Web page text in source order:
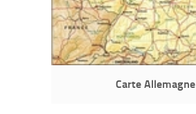
Carte Allemagne